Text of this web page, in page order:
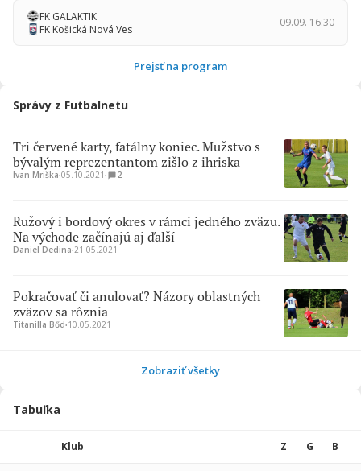
FK GALAKTIK
FK Košická Nová Ves
09.09. 16:30
Prejsť na program
Správy z Futbalnetu
Tri červené karty, fatálny koniec. Mužstvo s
bývalým reprezentantom zišlo z ihriska
Ivan Mriška∙05.10.2021∙ 2
Ružový i bordový okres v rámci jedného zväzu.
Na východe začínajú aj ďalší
Daniel Dedina∙21.05.2021
Pokračovať či anulovať? Názory oblastných
zväzov sa rôznia
Titanilla Bőd∙10.05.2021
Zobraziť všetky
Tabuľka
Klub Z G B